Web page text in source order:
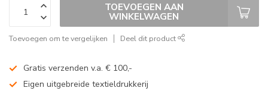
TOEVOEGEN AAN
WINKELWAGEN
Toevoegen om te vergelijken Deel dit product
Gratis verzenden v.a. € 100,-
Eigen uitgebreide textieldrukkerij